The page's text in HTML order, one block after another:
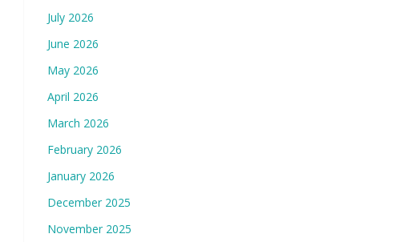
July 2026
June 2026
May 2026
April 2026
March 2026
February 2026
January 2026
December 2025
November 2025